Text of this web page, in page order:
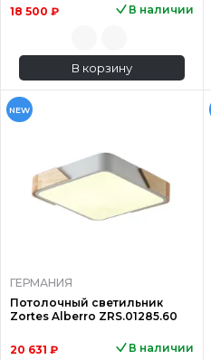
18 500 ₽
В наличии
В корзину
NEW
ГЕРМАНИЯ
Потолочный светильник
Zortes Alberro ZRS.01285.60
20 631 ₽ В наличии